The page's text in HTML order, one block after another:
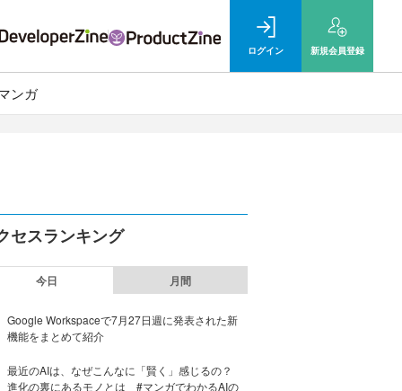
ログイン 新規会員登録
ンガ
セスランキング
今日 月間
Google Workspaceで7月27日週に発表された新
機能をまとめて紹介
最近のAIは、なぜこんなに「賢く」感じるの？
進化の裏にあるモノとは #マンガでわかるAIの